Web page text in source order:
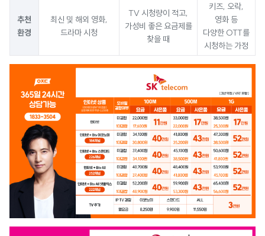
추천
환경
최신 및 해외 영화,
드라마 시청
TV 시청량이 적고,
가성비 좋은 요금제를
찾을 때
키즈, 오락,
영화 등
다양한 OTT를
시청하는 가정